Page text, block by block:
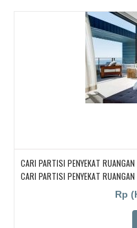
CARI PARTISI PENYEKAT
CARI PARTISI PENYEKAT
CARI PARTISI PENYEKAT
CARI PARTISI PENYEKAT
CARI PARTISI PENYEKAT
Rp